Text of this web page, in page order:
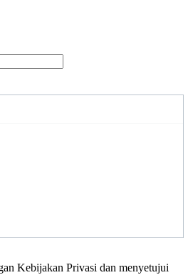
Kebijakan Privasi dan menyetujui